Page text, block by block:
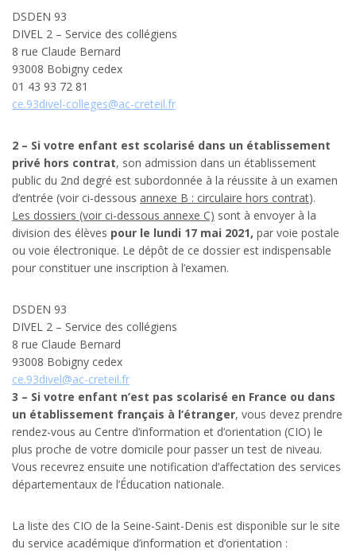
DSDEN 93
DIVEL 2 – Service des collégiens
8 rue Claude Bernard
93008 Bobigny cedex
01 43 93 72 81
ce.93divel-colleges@ac-creteil.fr
2 – Si votre enfant est scolarisé dans un établissement
privé hors contrat, son admission dans un établissement
public du 2nd degré est subordonnée à la réussite à un examen
d’entrée (voir ci-dessous annexe B : circulaire hors contrat).
Les dossiers (voir ci-dessous annexe C) sont à envoyer à la
division des élèves pour le lundi 17 mai 2021, par voie postale
ou voie électronique. Le dépôt de ce dossier est indispensable
pour constituer une inscription à l’examen.
DSDEN 93
DIVEL 2 – Service des collégiens
8 rue Claude Bernard
93008 Bobigny cedex
ce.93divel@ac-creteil.fr
3 – Si votre enfant n’est pas scolarisé en France ou dans
un établissement français à l’étranger, vous devez prendre
rendez-vous au Centre d’information et d’orientation (CIO) le
plus proche de votre domicile pour passer un test de niveau.
Vous recevrez ensuite une notification d’affectation des services
départementaux de l’Éducation nationale.
La liste des CIO de la Seine-Saint-Denis est disponible sur le site
du service académique d’information et d’orientation :